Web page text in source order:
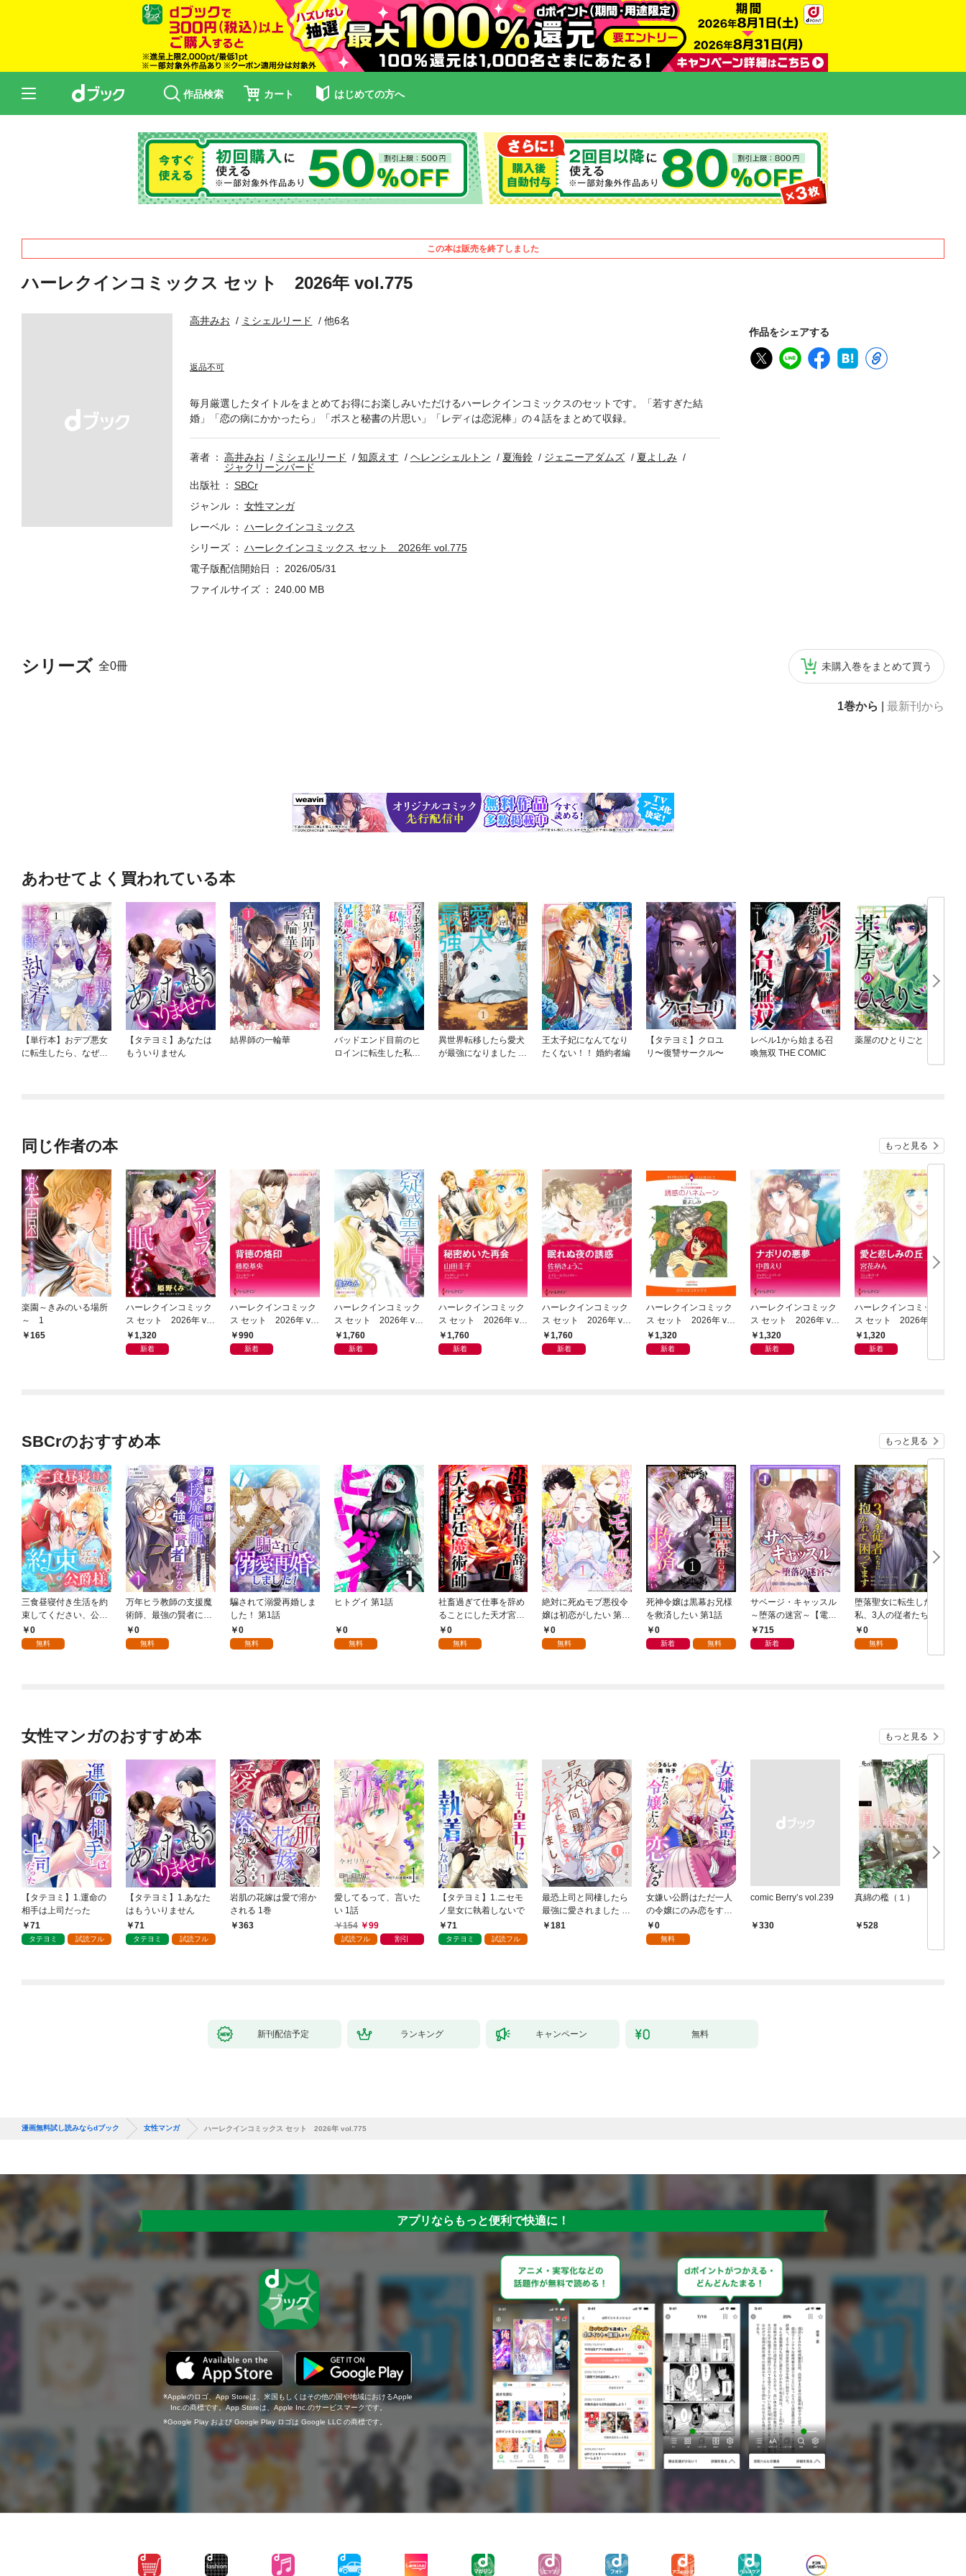
作品検索 カート はじめての方へ
この本は販売を終了しました
ハーレクインコミックス セット 2026年 vol.775
高井みお ミシェルリード 他6名
返品不可
作品をシェアする
シリーズ 全0冊 未購入巻をまとめて買う
1巻から 最新刊から
毎月厳選したタイトルをまとめてお得にお楽しみいただけるハーレクインコミックスのセットです。「若すぎた結
婚」「恋の病にかかったら」「ボスと秘書の片思い」「レディは恋泥棒」の４話をまとめて収録。
著者 高井みお ミシェルリード 知原えす ヘレンシェルトン 夏海鈴 ジェニーアダムズ
夏よしみ
ジャクリーンバード
出版社
SBCr
ジャンル
女性マンガ
レーベル
ハーレクインコミックス
シリーズ
ハーレクインコミックス セット 2026年 vol.775
電子版配信開始日
2026/05/31
ファイルサイズ
240.00 MB
あわせてよく買われている本
【単行本】おデブ悪女
に転生したら、なぜか
【タテヨミ】あなたは
もういりません
結界師の一輪華
バッドエンド目前のヒ
ロインに転生した私、
異世界転移したら愛犬
が最強になりました ～
王太子妃になんてなり
たくない！！ 婚約者編
【タテヨミ】クロユ
リ〜復讐サークル〜
レベル1から始まる召
喚無双 THE COMIC
薬屋のひとりごと
同じ作者の本 もっと見る
楽園～きみのいる場所
～ 1
165
ハーレクインコミック
ス セット 2026年 vo
l.1022
1,320
新着
ハーレクインコミック
ス セット 2026年 vo
l.959
990
新着
ハーレクインコミック
ス セット 2026年 vo
l.1081
1,760
新着
ハーレクインコミック
ス セット 2026年 vo
l.1080
1,760
新着
ハーレクインコミック
ス セット 2026年 vo
l.1074
1,760
新着
ハーレクインコミック
ス セット 2026年 vo
l.1012
1,320
新着
ハーレクインコミック
ス セット 2026年 vo
l.1011
1,320
新着
ハーレクインコミック
ス セット 2026年 vo
l.1010
1,320
新着
SBCrのおすすめ本 もっと見る
三食昼寝付き生活を約
束してください、公爵
様 1話
0
無料
万年ヒラ教師の支援魔
術師、最強の賢者にな
る～不人気の支援魔術
師は給料泥棒だと魔術
0
無料
騙されて溺愛再婚しま
した！ 第1話
0
無料
ヒトグイ 第1話
0
無料
社畜過ぎて仕事を辞め
ることにした天才宮廷
魔術師～辺境の地でス
ローライフを夢見る
0
無料
絶対に死ぬモブ悪役令
嬢は初恋がしたい 第1
話0
無料
死神令嬢は黒幕お兄様
を救済したい 第1話
0
新着 無料
サベージ・キャッスル
～堕落の迷宮～【電子
単行本版】 第1巻
715
新着
堕落聖女に転生した
私、3人の従者たちに
抱かれて困ってます 第
1話
0
無料
女性マンガのおすすめ本 もっと見る
【タテヨミ】1.運命の
相手は上司だった
71
タテヨミ 試読フル
【タテヨミ】1.あなた
はもういりません
71
タテヨミ 試読フル
岩肌の花嫁は愛で溶か
される 1巻
363
愛してるって、言いた
い 1話
154
99
試読フル 割引
【タテヨミ】1.ニセモ
ノ皇女に執着しないで
71
タテヨミ 試読フル
最恐上司と同棲したら
最強に愛されました 1
巻181
女嫌い公爵はただ一人
の令嬢にのみ恋をする
（分冊版）第１話
0
無料
comic Berry’s vol.239
￥330
真綿の檻（１）
528
新刊配信予定 ランキング キャンペーン 無料
漫画無料試し読みならdブック 女性マンガ ハーレクインコミックス セット 2026年 vol.775
アプリならもっと便利で快適に！
Appleのロゴ、App Storeは、米国もしくはその他の国や地域におけるApple
Inc.の商標です。App Storeは、Apple Inc.のサービスマークです。
Google Play および Google Play ロゴは Google LLC の商標です。